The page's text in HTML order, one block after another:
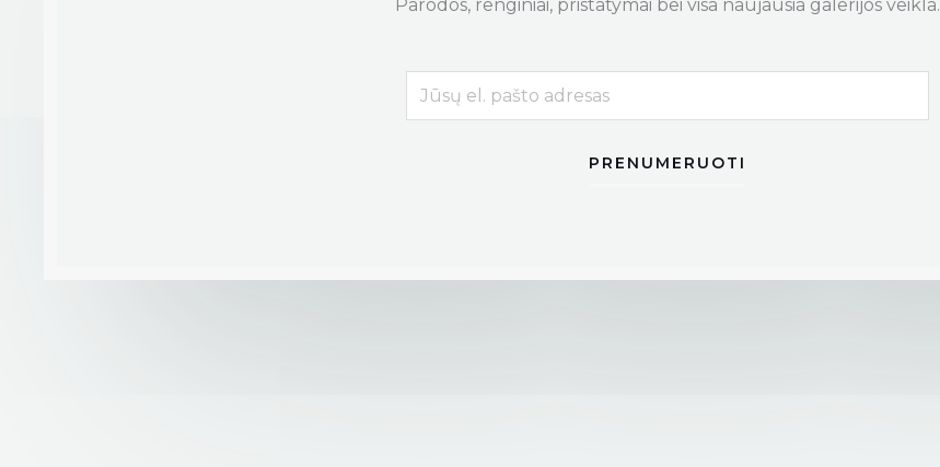
Parodos, renginiai, pristatymai bei visa naujausia galerijos veikla.
PRENUMERUOTI